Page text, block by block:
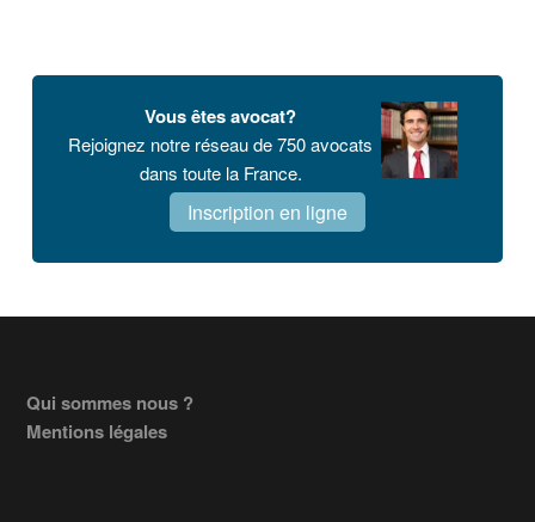
Vous êtes avocat?
Rejoignez notre réseau de 750 avocats
dans toute la France.
Inscription en ligne
Footer
Qui sommes nous ?
Mentions légales